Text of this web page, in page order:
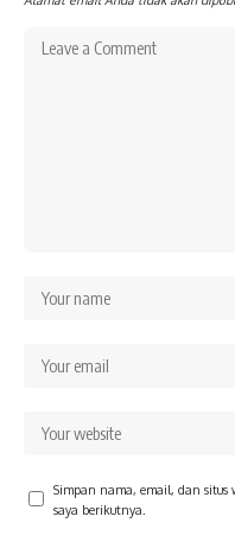
Simpan nama, email, dan
saya berikutnya.